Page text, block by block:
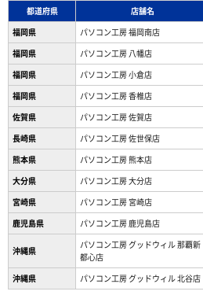
都道府県 店舗名
福岡県
パソコン工房 福岡南店
福岡県
パソコン工房 八幡店
福岡県
パソコン工房 小倉店
福岡県
パソコン工房 香椎店
佐賀県
パソコン工房 佐賀店
長崎県
パソコン工房 佐世保店
熊本県
パソコン工房 熊本店
大分県
パソコン工房 大分店
宮崎県
パソコン工房 宮崎店
鹿児島県
パソコン工房 鹿児島店
沖縄県
パソコン工房 グッドウィル 那覇新
都心店
沖縄県 パソコン工房 グッドウィル 北谷店